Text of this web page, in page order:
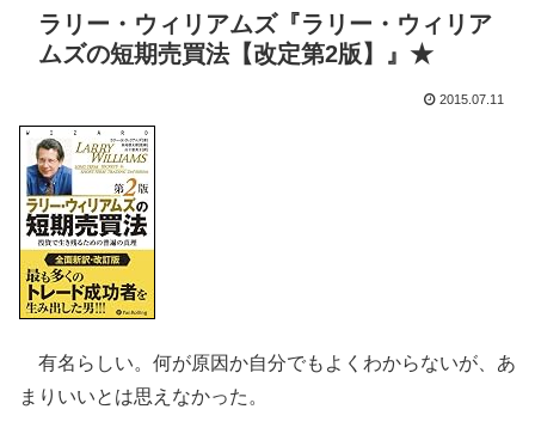
ラリー・ウィリアムズ『ラリー・ウィリア
ムズの短期売買法【改定第2版】』★
2015.07.11
有名らしい。何が原因か自分でもよくわからないが、あ
まりいいとは思えなかった。